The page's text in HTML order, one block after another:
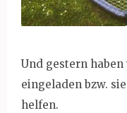
Und gestern
eingeladen bzw.
helfen.